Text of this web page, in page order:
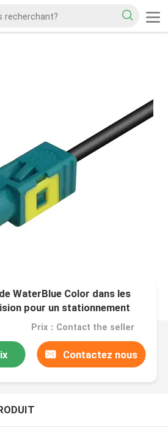
WaterBlue Color dans les
pour un stationnement
Prix：Contact the seller
Contactez nous